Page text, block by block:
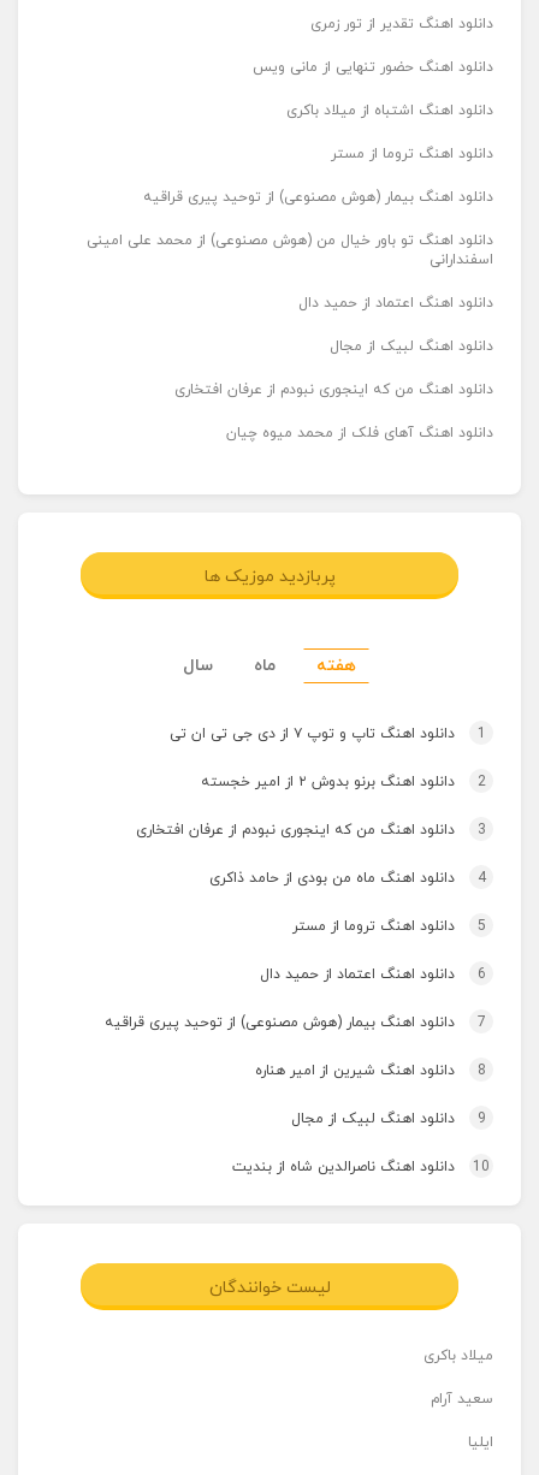
دانلود اهنگ تقدیر از تور زمری
دانلود اهنگ حضور تنهایی از مانی ویس
دانلود اهنگ اشتباه از میلاد باکری
دانلود اهنگ تروما از مستر
دانلود اهنگ بیمار (هوش مصنوعی) از توحید پیری قراقیه
دانلود اهنگ تو باور خیال من (هوش مصنوعی) از محمد علی امینی
اسفندارانی
دانلود اهنگ اعتماد از حمید دال
دانلود اهنگ لبیک از مجال
دانلود اهنگ من که اینجوری نبودم از عرفان افتخاری
دانلود اهنگ آهای فلک از محمد میوه چیان
پربازدید موزیک ها
هفته ماه سال
1 دانلود اهنگ تاپ و توپ ۷ از دی جی تی ان تی
2 دانلود اهنگ برنو بدوش ۲ از امیر خجسته
3 دانلود اهنگ من که اینجوری نبودم از عرفان افتخاری
4 دانلود اهنگ ماه من بودی از حامد ذاکری
5 دانلود اهنگ تروما از مستر
6 دانلود اهنگ اعتماد از حمید دال
7 دانلود اهنگ بیمار (هوش مصنوعی) از توحید پیری قراقیه
8 دانلود اهنگ شیرین از امیر هناره
9 دانلود اهنگ لبیک از مجال
10 دانلود اهنگ ناصرالدین شاه از بندیت
لیست خوانندگان
میلاد باکری
سعید آرام
ایلیا